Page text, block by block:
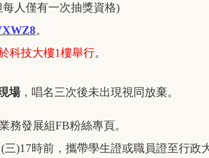
人僅有一次抽獎資格)
。
科技大樓1樓舉行。
場，唱名三次後未出現視同放棄。
務發展組FB粉絲專頁。
三)17時前，攜帶學生證或職員證至行政